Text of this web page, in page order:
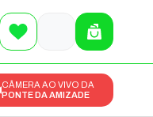
CÂMERA AO VIVO DA
PONTE DA AMIZADE